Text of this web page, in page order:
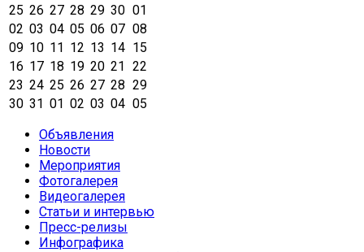
25 26 27 28 29 30 01
02 03 04 05 06 07 08
09 10 11 12 13 14 15
16 17 18 19 20 21 22
23 24 25 26 27 28 29
30 31 01 02 03 04 05
Объявления
Новости
Мероприятия
Фотогалерея
Видеогалерея
Статьи и интервью
Пресс-релизы
Инфографика